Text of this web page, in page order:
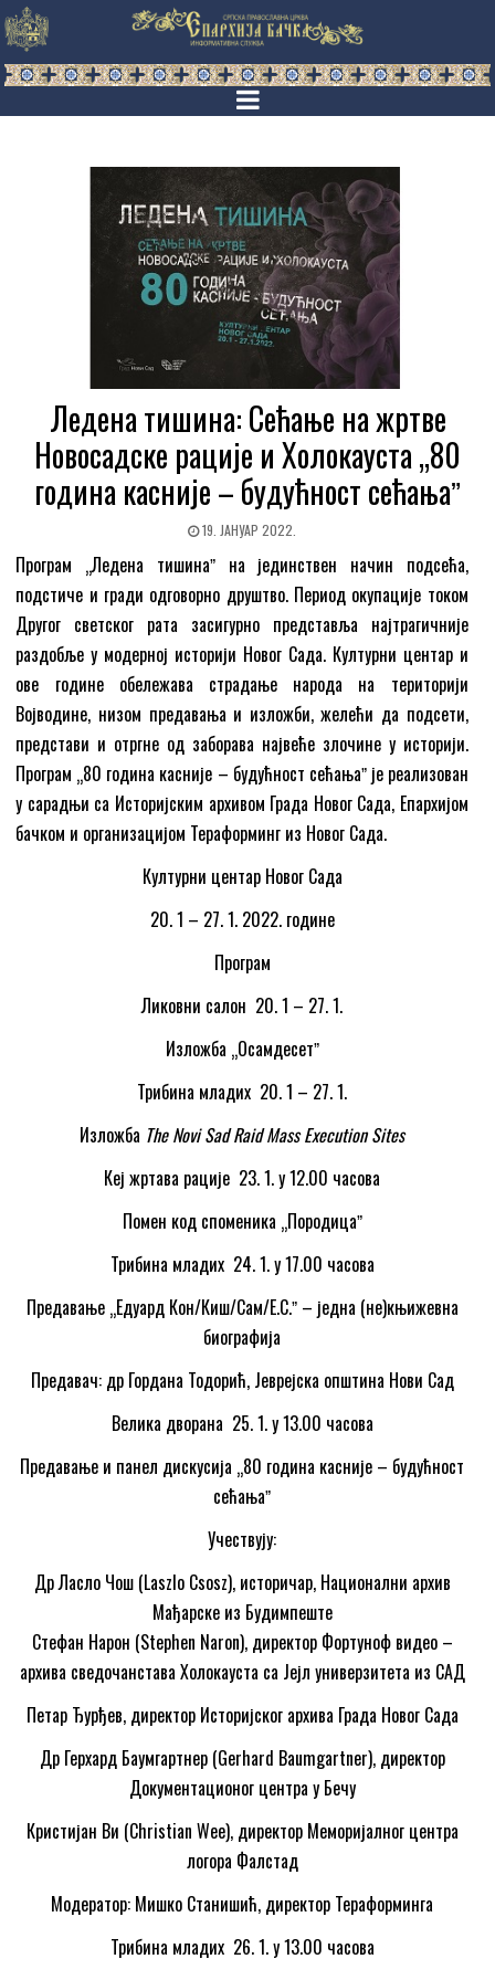
Ледена тишина: Сећање на жртве
Новосадске рације и Холокауста „80
година касније – будућност сећањаˮ
19. ЈАНУАР 2022.
Програм „Ледена тишинаˮ на јединствен начин подсећа,
подстиче и гради одговорно друштво. Период окупације током
Другог светског рата засигурно представља најтрагичније
раздобље у модерној историји Новог Сада. Културни центар и
ове године обележава страдање народа на територији
Војводине, низом предавања и изложби, желећи да подсети,
представи и отргне од заборава највеће злочине у историји.
Програм „80 година касније – будућност сећањаˮ је реализован
у сарадњи са Историјским архивом Града Новог Сада, Епархијом
бачком и организацијом Тераформинг из Новoг Сада.
Културни центар Новог Сада
20. 1 – 27. 1. 2022. године
Програм
Ликовни салон 20. 1 – 27. 1.
Изложба „Осамдесетˮ
Трибина младих 20. 1 – 27. 1.
Изложба The Novi Sad Raid Mass Execution Sites
Кеј жртава рације 23. 1. у 12.00 часова
Помен код споменика „Породицаˮ
Трибина младих 24. 1. у 17.00 часова
Предавање „Едуард Кон/Киш/Сам/Е.С.ˮ – једна (не)књижевна
биографија
Предавач: др Гордана Тодорић, Јеврејска општина Нови Сад
Велика дворана 25. 1. у 13.00 часова
Предавање и панел дискусија „80 година касније – будућност
сећањаˮ
Учествују:
Др Ласло Чош (Laszlo Csosz), историчар, Национални архив
Мађарске из Будимпеште
Стефан Нарон (Stephen Naron), директор Фортуноф видео –
архива сведочанстава Холокауста са Јејл универзитета из САД
Петар Ђурђев, директор Историјског архива Града Новог Сада
Др Герхард Баумгартнер (Gerhard Baumgartner), директор
Документационог центра у Бечу
Кристијан Ви (Christian Wee), директор Меморијалног центра
логора Фалстад
Модератор: Мишко Станишић, директор Тераформинга
Трибина младих 26. 1. у 13.00 часова